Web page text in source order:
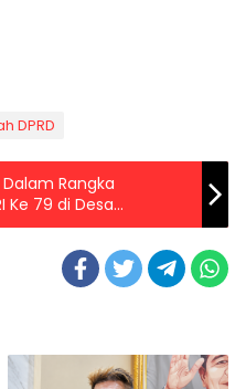
DPRD
Dalam Rangka
Ke 79 di Desa